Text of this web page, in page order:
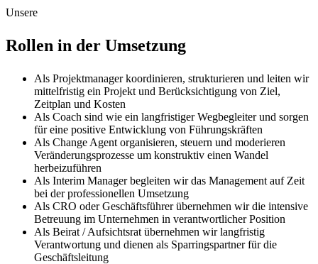
Unsere
Rollen in der Umsetzung
Als Projektmanager koordinieren, strukturieren und leiten wir
mittelfristig ein Projekt und Berücksichtigung von Ziel,
Zeitplan und Kosten
Als Coach sind wie ein langfristiger Wegbegleiter und sorgen
für eine positive Entwicklung von Führungskräften
Als Change Agent organisieren, steuern und moderieren
Veränderungsprozesse um konstruktiv einen Wandel
herbeizuführen
Als Interim Manager begleiten wir das Management auf Zeit
bei der professionellen Umsetzung
Als CRO oder Geschäftsführer übernehmen wir die intensive
Betreuung im Unternehmen in verantwortlicher Position
Als Beirat / Aufsichtsrat übernehmen wir langfristig
Verantwortung und dienen als Sparringspartner für die
Geschäftsleitung